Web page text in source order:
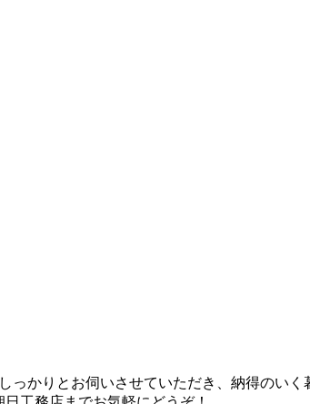
かりとお伺いさせていただき、納得のいく